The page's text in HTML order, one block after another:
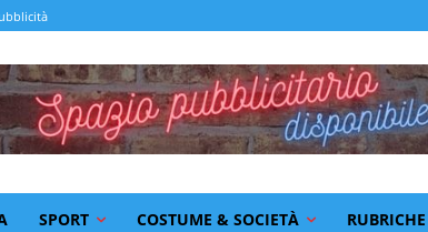
SPORT COSTUME & SOCIETÀ RUBRICHE